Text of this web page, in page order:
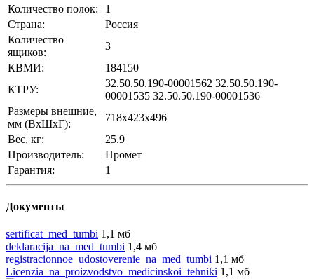
Количество полок:
1
Страна:
Россия
Количество
ящиков:
3
КВМИ:
184150
КТРУ:
32.50.50.190-00001562 32.50.50.190-
00001535 32.50.50.190-00001536
Размеры внешние,
мм (ВхШхГ):
718x423x496
Вес, кг:
25.9
Производитель:
Промет
Гарантия:
1
Документы
sertificat_med_tumbi 1,1 мб
deklaracija_na_med_tumbi 1,4 мб
registracionnoe_udostoverenie_na_med_tumbi 1,1 мб
Licenzia_na_proizvodstvo_medicinskoi_tehniki 1,1 мб